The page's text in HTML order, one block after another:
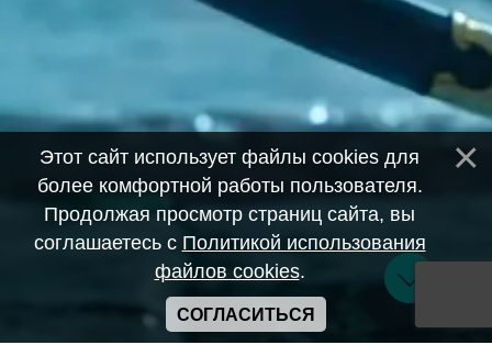
Этот сайт использует файлы cookies для
более комфортной работы пользователя.
Продолжая просмотр страниц сайта, вы
соглашаетесь с Политикой использования
файлов cookies.
СОГЛАСИТЬСЯ